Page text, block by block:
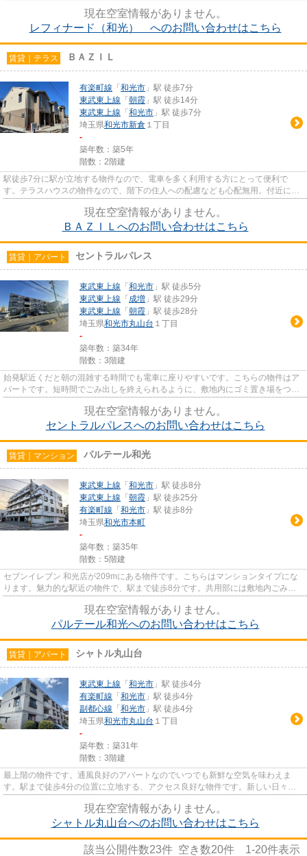
現在空室情報がありません。
レフィナード（和光） へのお問い合わせはこちら
賃貸｜テラス ＢＡＺＩＬ
有楽町線 「 和光市 」駅 徒歩7分
東武東上線 「 朝霞 」駅 徒歩14分
東武東上線 「 和光市 」駅 徒歩7分
埼玉県和光市新倉 １丁目
-
築年数：築5年
階数：2階建
駅徒歩7分に駅が立地する物件なので、電車を多く利用する方にとって便利で
す。テラスハウスの物件なので、階下の住人への配慮なども心配無用。付近に駅
現在空室情報がありません。
ＢＡＺＩＬへのお問い合わせはこちら
賃貸｜アパート セントラルパレス
東武東上線 「 和光市 」駅 徒歩5分
東武東上線 「 成増 」駅 徒歩29分
東武東上線 「 朝霞 」駅 徒歩28分
埼玉県和光市丸山台 １丁目
-
築年数：築34年
階数：3階建
始発駅近くだと朝の混雑する時間でも電車に座りやすいです。こちらの物件はア
パートです。短時間でごみ出しを終えられるように、敷地内にゴミ置き場をつけ
現在空室情報がありません。
セントラルパレスへのお問い合わせはこちら
賃貸｜マンション パルテール和光
東武東上線 「 和光市 」駅 徒歩8分
東武東上線 「 朝霞 」駅 徒歩25分
有楽町線 「 和光市 」駅 徒歩8分
埼玉県和光市本町
-
築年数：築35年
階数：5階建
セブンイレブン 和光店が209mにある物件です。こちらはマンションタイプにな
ります。魅力的な駅近の物件で、駅まで徒歩8分です。共用部には敷地内ごみ置
現在空室情報がありません。
パルテール和光へのお問い合わせはこちら
賃貸｜アパート シャトル丸山台
東武東上線 「 和光市 」駅 徒歩4分
有楽町線 「 和光市 」駅 徒歩4分
副都心線 「 和光市 」駅 徒歩4分
埼玉県和光市丸山台 １丁目
-
築年数：築31年
階数：3階建
最上階の物件です。通風良好のアパートなのでいつでも新鮮な空気を味わえま
す。駅まで徒歩4分の位置に立地する、アクセス良好な物件です。新しい日々を
現在空室情報がありません。
シャトル丸山台へのお問い合わせはこちら
該当公開件数23件 空き数20件 1-20件表示